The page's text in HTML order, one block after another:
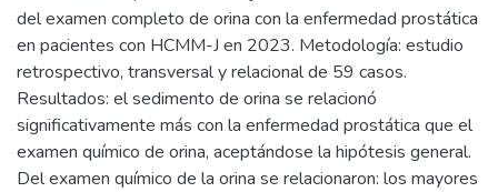
del examen completo de orina con la enfermedad prostática
en pacientes con HCMM-J en 2023. Metodología: estudio
retrospectivo, transversal y relacional de 59 casos.
Resultados: el sedimento de orina se relacionó
significativamente más con la enfermedad prostática que el
examen químico de orina, aceptándose la hipótesis general.
Del examen químico de la orina se relacionaron: los mayores